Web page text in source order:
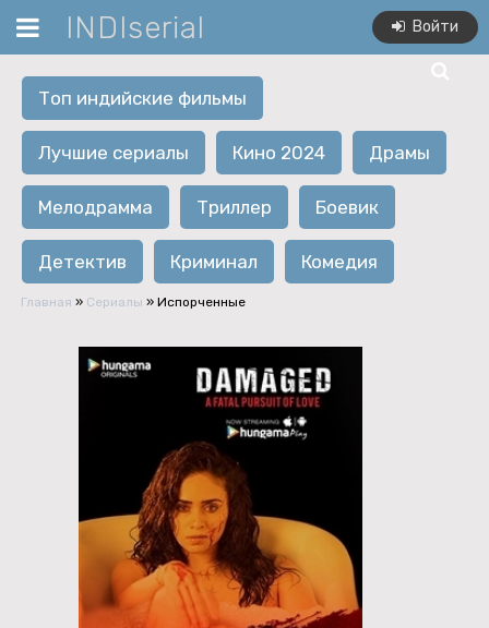
INDIserial Войти
Топ индийские фильмы
Лучшие сериалы Кино 2024 Драмы
Мелодрамма Триллер Боевик
Детектив Криминал Комедия
Главная » Сериалы » Испорченные